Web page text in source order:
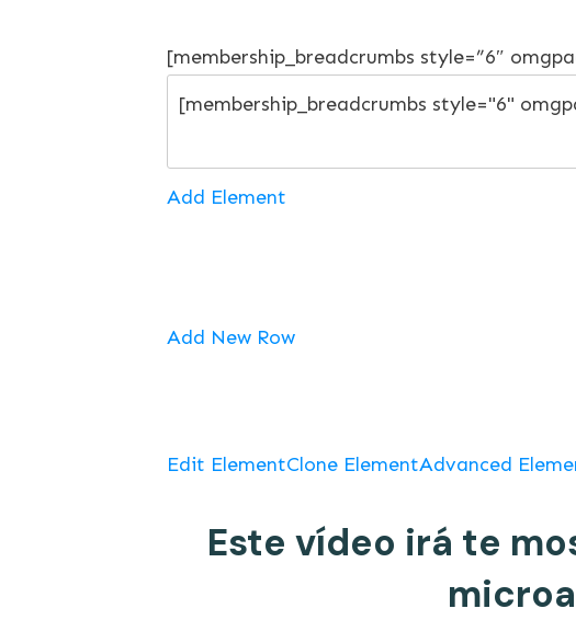
[membership_breadcrumbs style=”6″
Add Element
Add New Row
Edit ElementClone ElementAdvanced
Este vídeo irá te